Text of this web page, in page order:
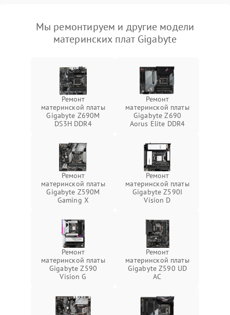
Мы ремонтируем и другие модели
материнских плат Gigabyte
Ремонт
материнской платы
Gigabyte Z690M
DS3H DDR4
Ремонт
материнской платы
Gigabyte Z690
Aorus Elite DDR4
Ремонт
материнской платы
Gigabyte Z590M
Gaming X
Ремонт
материнской платы
Gigabyte Z590I
Vision D
Ремонт
материнской платы
Gigabyte Z590
Vision G
Ремонт
материнской платы
Gigabyte Z590 UD
AC